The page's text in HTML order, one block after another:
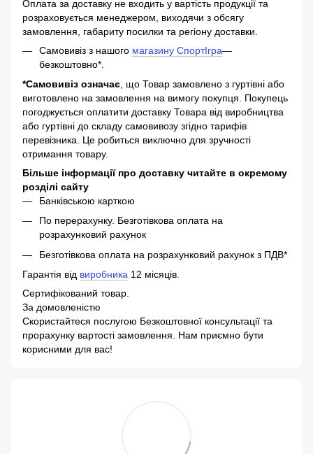
Оплата за доставку не входить у вартість продукції та
розраховується менеджером, виходячи з обсягу
замовлення, габариту посилки та регіону доставки.
Самовивіз з нашого магазину СпортІгра—
безкоштовно*.
*Самовивіз означає , що Товар замовлено з гуртівні або
виготовлено на замовлення на вимогу покупця. Покупець
погоджується оплатити доставку Товара від виробництва
або гуртівні до складу самовивозу згідно тарифів
перевізника. Це робиться виключно для зручності
отримання товару.
Більше інформації про доставку читайте в окремому
розділі сайту
Банківською карткою
По перерахунку. Безготівкова оплата на
розрахунковий рахунок
Безготівкова оплата на розрахунковий рахунок з ПДВ*
Гарантія від виробника 12 місяців.
Сертифікований товар.
За домовленістю
Скористайтеся послугою Безкоштовної консультації та
прорахунку вартості замовлення. Нам приємно бути
корисними для вас!